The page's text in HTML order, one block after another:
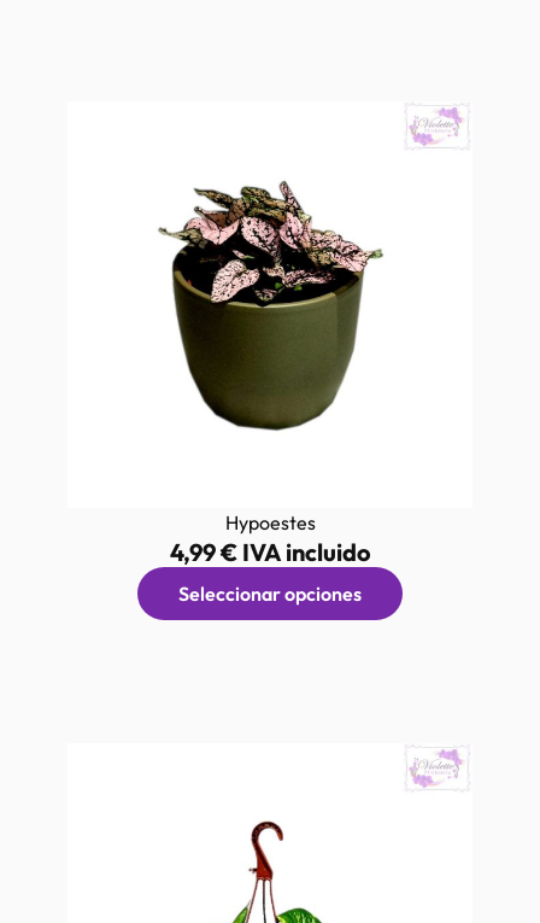
Hypoestes
4,99€IVA incluido
Seleccionar opciones